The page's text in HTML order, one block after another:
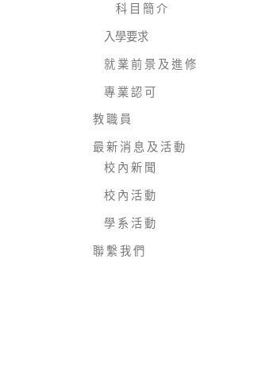
科 目 簡 介
入學要求
就 業 前 景 及 進 修
專 業 認 可
教 職 員
最 新 消 息 及 活 動
校 內 新 聞
校 內 活 動
學 系 活 動
聯 繫 我 們